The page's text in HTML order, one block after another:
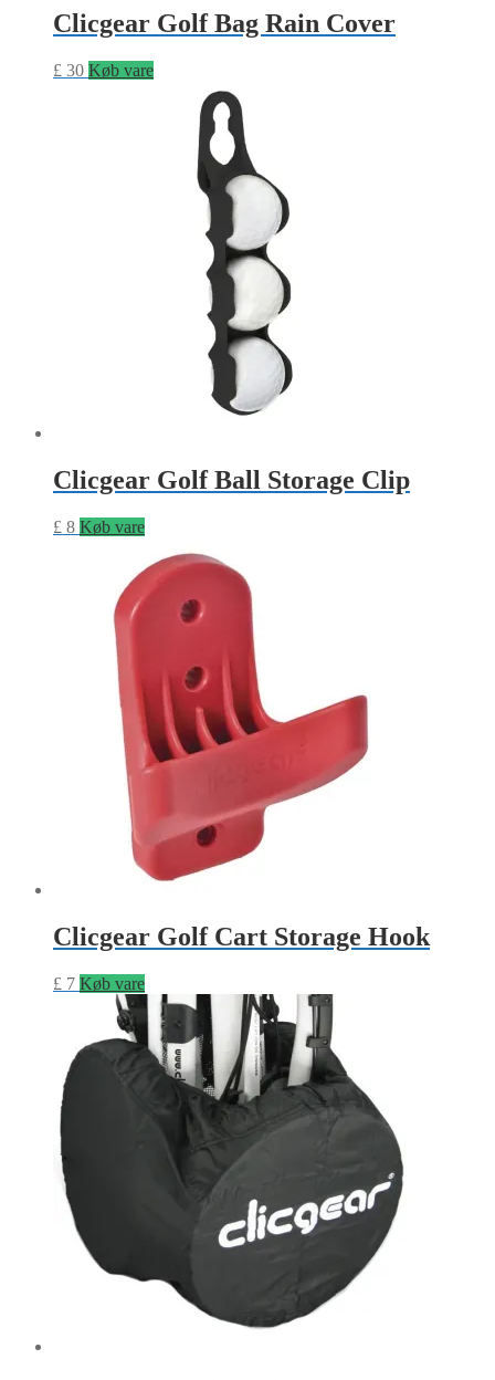
Clicgear Golf Bag Rain Cover
£ 30 Køb vare
Clicgear Golf Ball Storage Clip
£ 8 Køb vare
Clicgear Golf Cart Storage Hook
£ 7 Køb vare